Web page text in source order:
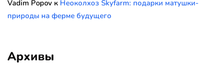
Vadim Popov к Неоколхоз Skyfarm: подарки матушки-
природы на ферме будущего
Архивы